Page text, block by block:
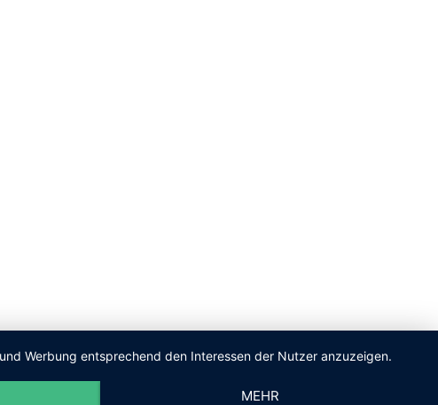
Werbung entsprechend den Interessen der Nutzer anzuzeigen.
MEHR